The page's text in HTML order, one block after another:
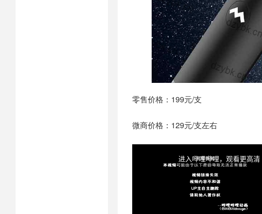
零售价格：199元/支
微商价格：129元/支左右